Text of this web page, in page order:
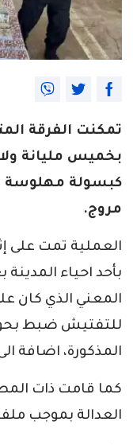
تمكنت الفرقة
كبسولة مهلوسة
مروج.
العملية تمت على
بأحد احياء
المعني الذي كان
للتفتيش ضبط
المذكورة، اضافة
كما قامت ذات
العدالة بموجب